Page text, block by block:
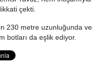
çekti.
230 metre uzunluğunda ve
botları da eşlik ediyor.